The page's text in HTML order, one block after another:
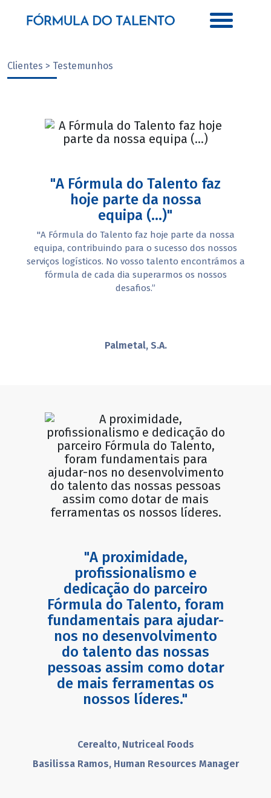
Clientes > Testemunhos
"A Fórmula do Talento faz
hoje parte da nossa
equipa (...)"
"A Fórmula do Talento faz hoje parte da nossa
equipa, contribuindo para o sucesso dos nossos
serviços logísticos. No vosso talento encontrámos a
fórmula de cada dia superarmos os nossos
desafios.”
Palmetal, S.A.
"A proximidade,
profissionalismo e
dedicação do parceiro
Fórmula do Talento, foram
fundamentais para ajudar-
nos no desenvolvimento
do talento das nossas
pessoas assim como dotar
de mais ferramentas os
nossos líderes."
Cerealto, Nutriceal Foods
Basilissa Ramos, Human Resources Manager